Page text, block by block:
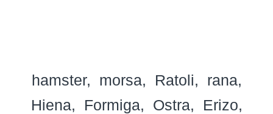
hamster morsa Ratoli
rana
Hiena
Formiga Ostra
Erizo